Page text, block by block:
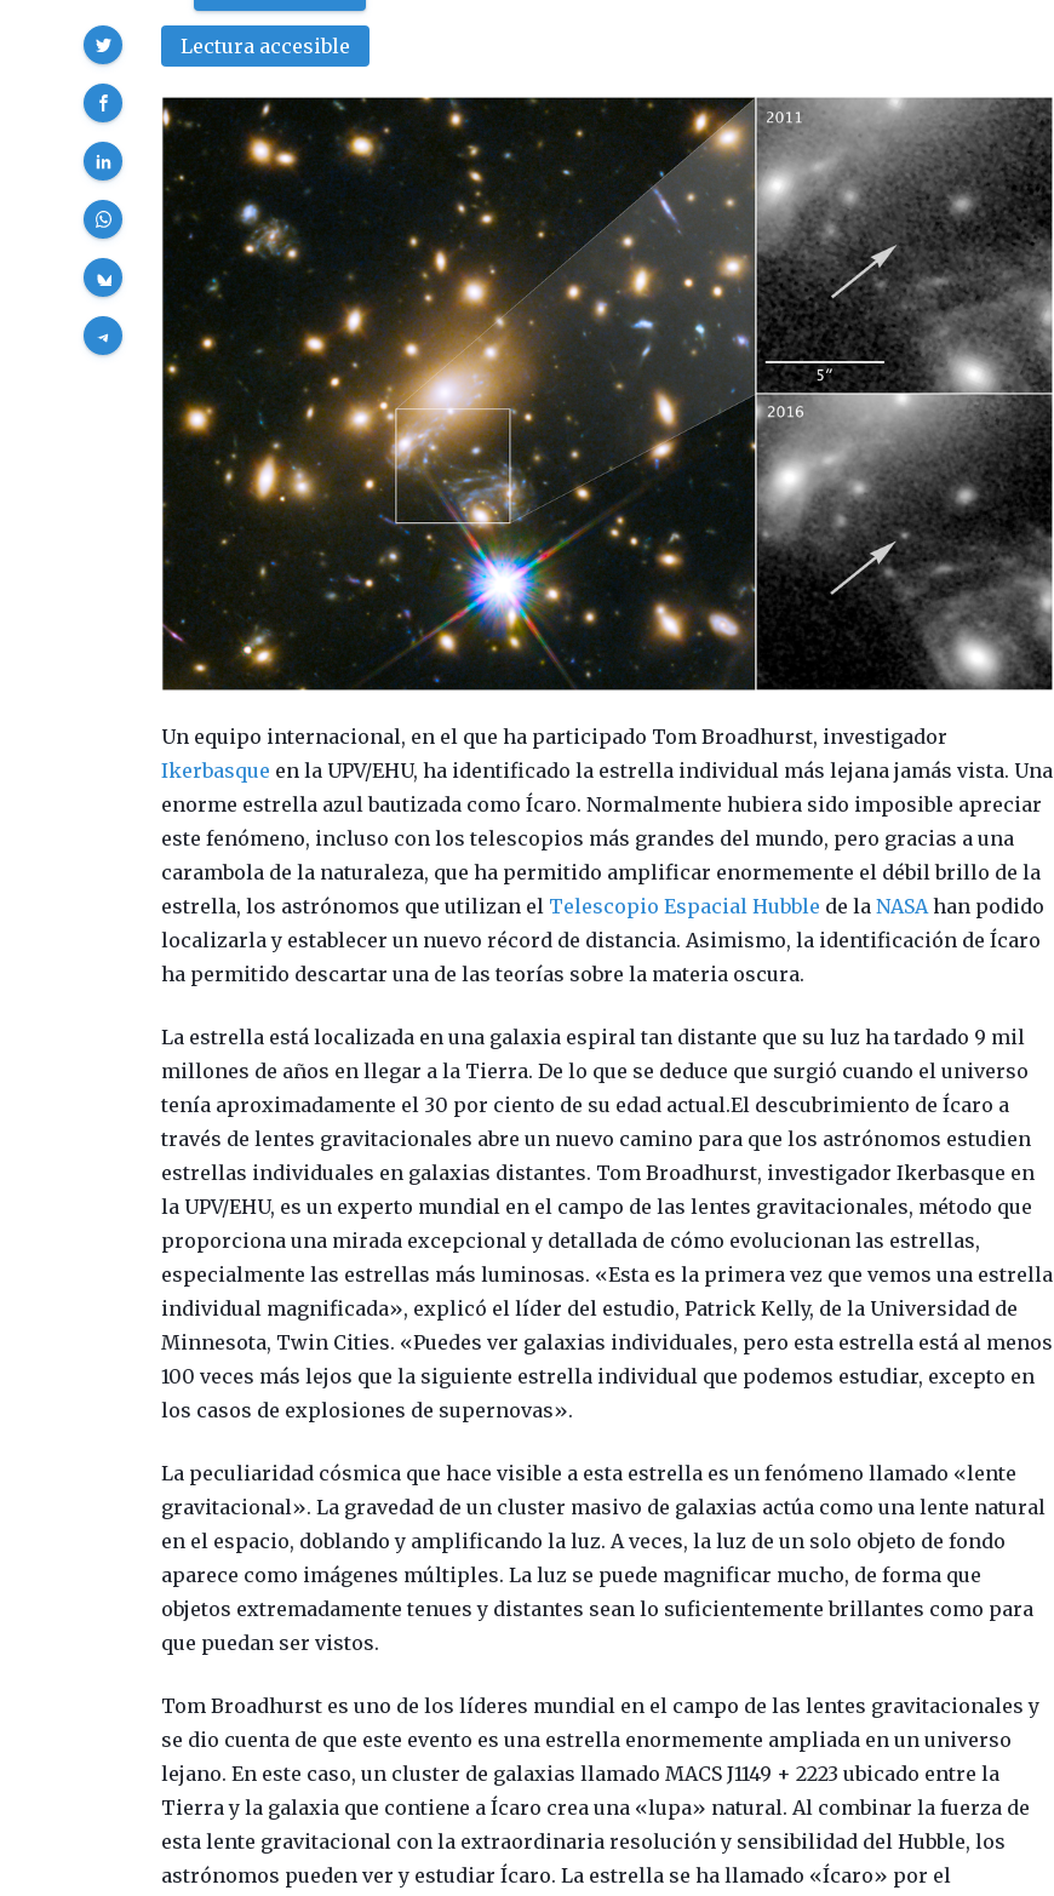
Lectura accesible
Un equipo internacional, en el que ha participado Tom Broadhurst, investigador
Ikerbasque en la UPV/EHU, ha identificado la estrella individual más lejana jamás vista. Una
enorme estrella azul bautizada como Ícaro. Normalmente hubiera sido imposible apreciar
este fenómeno, incluso con los telescopios más grandes del mundo, pero gracias a una
carambola de la naturaleza, que ha permitido amplificar enormemente el débil brillo de la
estrella, los astrónomos que utilizan el Telescopio Espacial Hubble de laNASAhan podido
localizarla y establecer un nuevo récord de distancia. Asimismo, la identificación de Ícaro
ha permitido descartar una de las teorías sobre la materia oscura.
La estrella está localizada en una galaxia espiral tan distante que su luz ha tardado 9 mil
millones de años en llegar a la Tierra. De lo que se deduce que surgió cuando el universo
tenía aproximadamente el 30 por ciento de su edad actual.El descubrimiento de Ícaro a
través de lentes gravitacionales abre un nuevo camino para que los astrónomos estudien
estrellas individuales en galaxias distantes. Tom Broadhurst, investigador Ikerbasque en
la UPV/EHU, es un experto mundial en el campo de las lentes gravitacionales, método que
proporciona una mirada excepcional y detallada de cómo evolucionan las estrellas,
especialmente las estrellas más luminosas. «Esta es la primera vez que vemos una estrella
individual magnificada», explicó el líder del estudio, Patrick Kelly, de la Universidad de
Minnesota, Twin Cities. «Puedes ver galaxias individuales, pero esta estrella está al menos
100 veces más lejos que la siguiente estrella individual que podemos estudiar, excepto en
los casos de explosiones de supernovas».
La peculiaridad cósmica que hace visible a esta estrella es un fenómeno llamado «lente
gravitacional». La gravedad de un cluster masivo de galaxias actúa como una lente natural
en el espacio, doblando y amplificando la luz. A veces, la luz de un solo objeto de fondo
aparece como imágenes múltiples. La luz se puede magnificar mucho, de forma que
objetos extremadamente tenues y distantes sean lo suficientemente brillantes como para
que puedan ser vistos.
Tom Broadhurst es uno de los líderes mundial en el campo de las lentes gravitacionales y
se dio cuenta de que este evento es una estrella enormemente ampliada en un universo
lejano. En este caso, un cluster de galaxias llamado MACS J1149 + 2223 ubicado entre la
Tierra y la galaxia que contiene a Ícaro crea una «lupa» natural. Al combinar la fuerza de
esta lente gravitacional con la extraordinaria resolución y sensibilidad del Hubble, los
astrónomos pueden ver y estudiar Ícaro. La estrella se ha llamado «Ícaro» por el
Compartir